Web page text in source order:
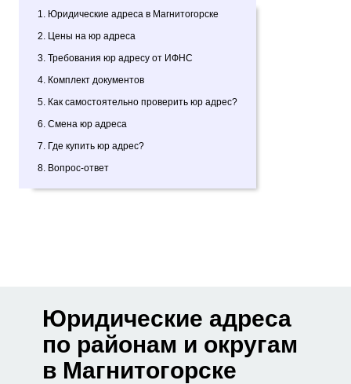
1. Юридические адреса в Магнитогорске
2. Цены на юр адреса
3. Требования юр адресу от ИФНС
4. Комплект документов
5. Как самостоятельно проверить юр адрес?
6. Смена юр адреса
7. Где купить юр адрес?
8. Вопрос-ответ
Юридические адреса
по районам и округам
в Магнитогорске